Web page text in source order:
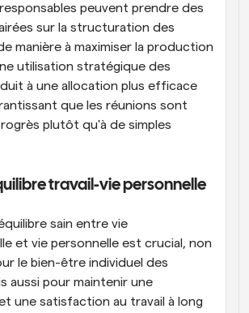
peuvent prendre des
sur la structuration des
manière à maximiser la production
utilisation stratégique des
à une allocation plus efficace
que les réunions sont
plutôt qu'à de simples
travail-vie personnelle
sain entre vie
et vie personnelle est crucial, non
le bien-être individuel des
aussi pour maintenir une
une satisfaction au travail à long